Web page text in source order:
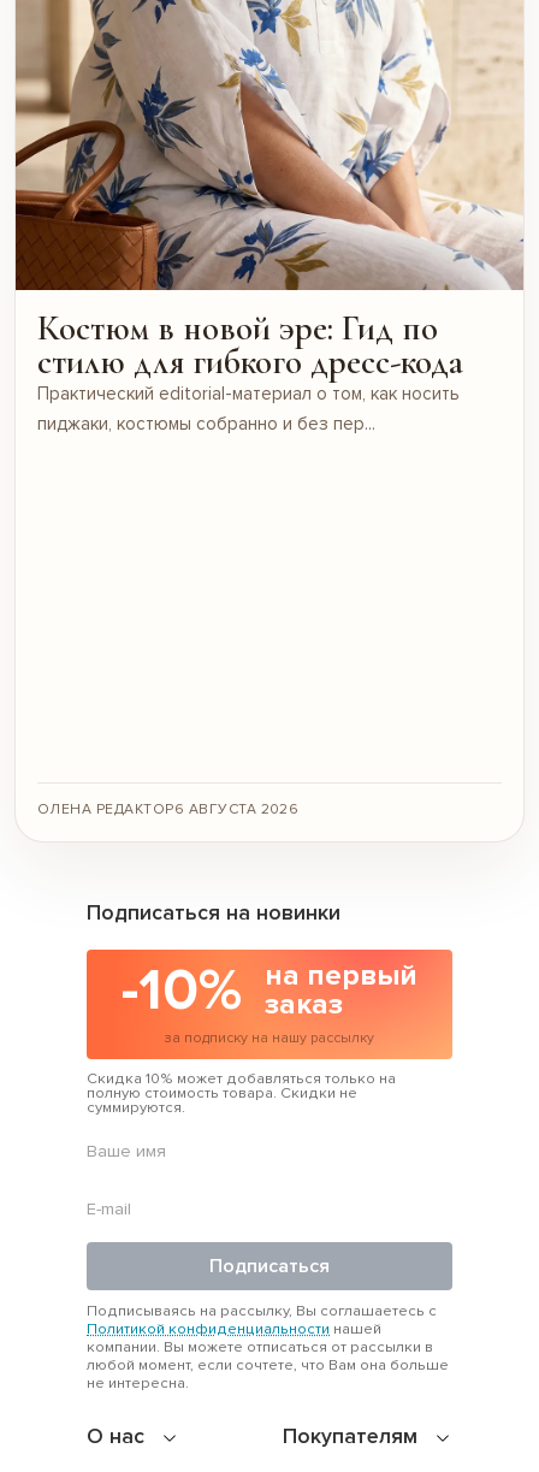
Костюм в новой эре: Гид по
стилю для гибкого дресс-кода
Практический editorial-материал о том, как носить
пиджаки, костюмы собранно и без пер...
ОЛЕНА РЕДАКТОР6 АВГУСТА 2026
О нас Покупателям
Подписаться на новинки
-10%
на первый
заказ
за подписку на нашу рассылку
Скидка 10% может добавляться только на
полную стоимость товара. Скидки не
суммируются.
Подписаться
Подписываясь на рассылку, Вы соглашаетесь с
Политикой конфиденциальности нашей
компании. Вы можете отписаться от рассылки в
любой момент, если сочтете, что Вам она больше
не интересна.